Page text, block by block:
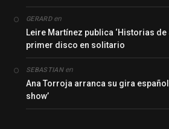
GERARDen
Leire Martínez publica ‘Historias de
primer disco en solitario
SEBASTIANen
Ana Torroja arranca su gira
show’